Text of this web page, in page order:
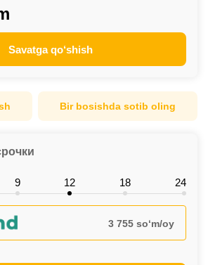
Savatga qo‘shish
Bir bosishda sotib oling
9 12 18 24
3 755 so‘m/oy